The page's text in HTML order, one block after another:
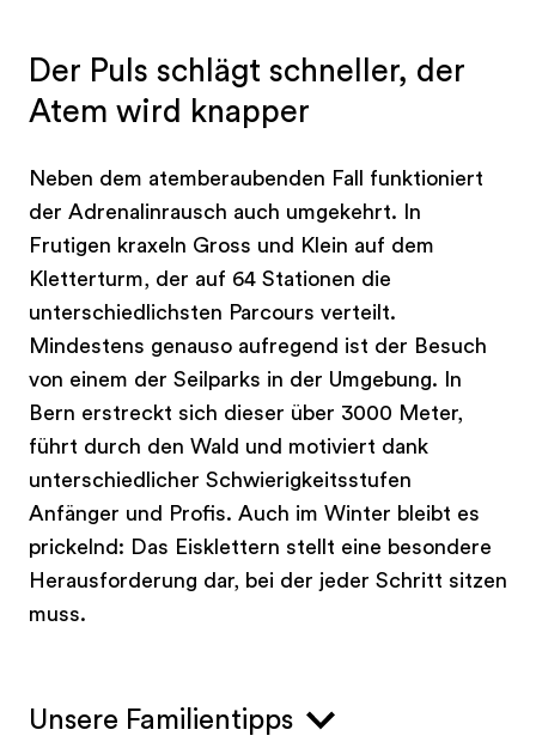
Der Puls schlägt schneller, der
Atem wird knapper
Neben dem atemberaubenden Fall funktioniert
der Adrenalinrausch auch umgekehrt. In
Frutigen kraxeln Gross und Klein auf dem
Kletterturm, der auf 64 Stationen die
unterschiedlichsten Parcours verteilt.
Mindestens genauso aufregend ist der Besuch
von einem der Seilparks in der Umgebung. In
Bern erstreckt sich dieser über 3000 Meter,
führt durch den Wald und motiviert dank
unterschiedlicher Schwierigkeitsstufen
Anfänger und Profis. Auch im Winter bleibt es
prickelnd: Das Eisklettern stellt eine besondere
Herausforderung dar, bei der jeder Schritt sitzen
muss.
Unsere Familientipps